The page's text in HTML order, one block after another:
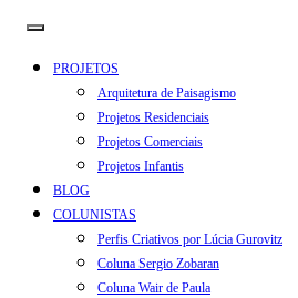
PROJETOS
Arquitetura de Paisagismo
Projetos Residenciais
Projetos Comerciais
Projetos Infantis
BLOG
COLUNISTAS
Perfis Criativos por Lúcia Gurovitz
Coluna Sergio Zobaran
Coluna Wair de Paula